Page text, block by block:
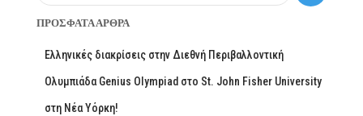
ΠΡΌΣΦΑΤΑ ΆΡΘΡΑ
Ελληνικές διακρίσεις στην Διεθνή Περιβαλλοντική
Ολυμπιάδα Genius Olympiad στο St. John Fisher University
στη Νέα Υόρκη!